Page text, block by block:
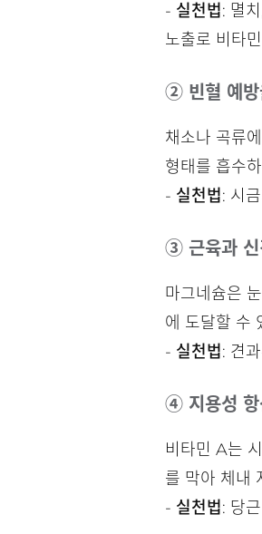
- 실천법: 멸
노출로 비타
② 빈혈 예방
채소나 곡류
형태를 흡수
- 실천법: 시
③ 근육과 신
마그네슘은
에 도달할 수
- 실천법: 견
④ 지용성 항
비타민 A는
를 막아 체내
- 실천법: 당